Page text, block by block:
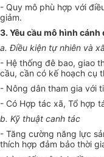
- Quy mô phù hợp với
giảm.
3. Yêu cầu mô hình cánh
a. Điều kiện tự nhiên và
- Hệ thống đê bao, giao
cầu, cần có kế hoạch cụ
- Nông dân tham gia với
- Có Hợp tác xã, Tổ hợp
b. Kỹ thuật canh tác
- Tăng cường năng lực
thích hợp đảm bảo thời